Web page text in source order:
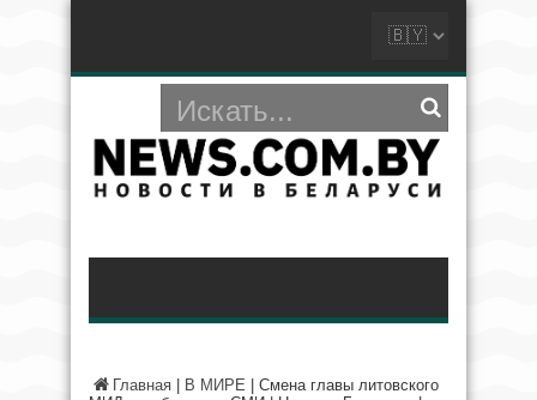
Главная В МИРЕ
Смена главы литовского